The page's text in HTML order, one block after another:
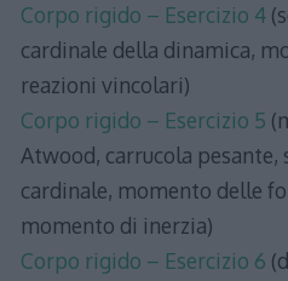
Corpo rigido – Esercizio 4
cardinale della dinamica,
reazioni vincolari)
Corpo rigido – Esercizio 5
Atwood, carrucola pesante,
cardinale, momento delle
momento di inerzia)
Corpo rigido – Esercizio 6